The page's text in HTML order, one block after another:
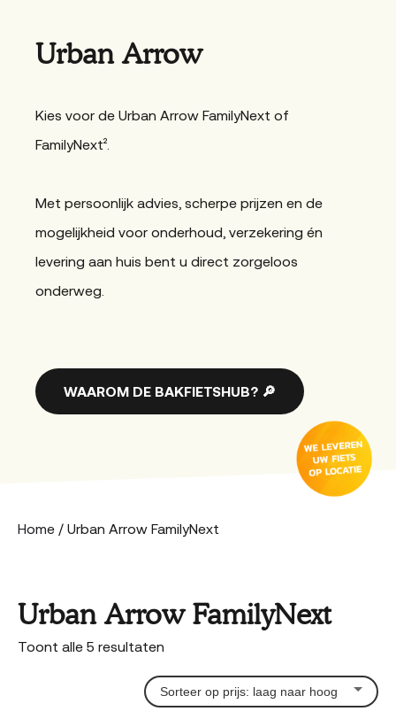
Urban Arrow
Kies voor de Urban Arrow FamilyNext of
FamilyNext².
Met persoonlijk advies, scherpe prijzen en de
mogelijkheid voor onderhoud, verzekering én
levering aan huis bent u direct zorgeloos
onderweg.
WAAROM DE BAKFIETSHUB? 🔎
Home / Urban Arrow FamilyNext
Urban Arrow FamilyNext
Toont alle 5 resultaten
op
prijs: